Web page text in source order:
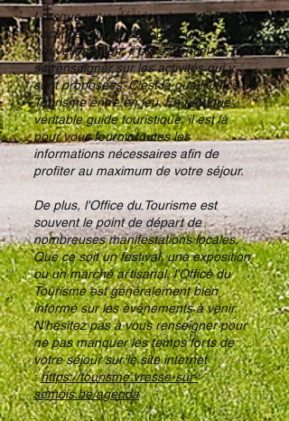
Lorsque vous décidez de partir en
vacances ou de découvrir une
nouvelle région, il est essentiel de bien
se renseigner sur les activités qui y
sont proposées. C'est là que l'Office du
Tourisme entre en jeu. En tant que
véritable guide touristique, il est là
pour vous fournir toutes les
informations nécessaires afin de
profiter au maximum de votre séjour.
De plus, l'Office du Tourisme est
souvent le point de départ de
nombreuses manifestations locales.
Que ce soit un festival, une exposition
ou un marché artisanal, l'Office du
Tourisme est généralement bien
informé sur les événements à venir.
N'hésitez pas à vous renseigner pour
ne pas manquer les temps forts de
votre séjour sur le site internet
:https://tourisme.vresse-sur-
semois.be/agenda